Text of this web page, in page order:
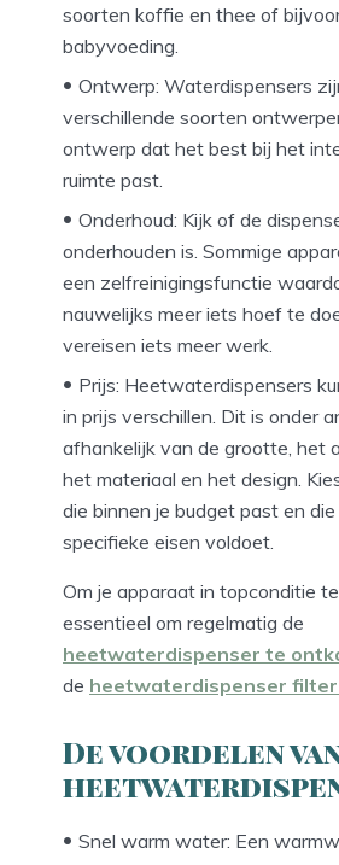
soorten koffie en thee of
babyvoeding.
Ontwerp: Waterdispensers
verschillende soorten
ontwerp dat het best bij het
ruimte past.
Onderhoud: Kijk of de
onderhouden is. Sommige
een zelfreinigingsfunctie
nauwelijks meer iets hoef te
vereisen iets meer werk.
Prijs: Heetwaterdispensers
in prijs verschillen. Dit is onder
afhankelijk van de grootte, het
het materiaal en het design.
die binnen je budget past en die
specifieke eisen voldoet.
Om je apparaat in topconditie
essentieel om regelmatig de
heetwaterdispenser te
de heetwaterdispenser
De voordelen
Snel warm water: Een